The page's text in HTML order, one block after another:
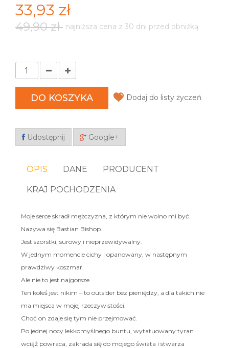
33,93 zł
49,90 zł najniższa cena z 30 dni przed obniżką
DO KOSZYKA Dodaj do listy życzeń
Udostępnij Google+
OPIS DANE PRODUCENT
KRAJ POCHODZENIA
Moje serce skradł mężczyzna, z którym nie wolno mi być.
Nazywa się Bastian Bishop.
Jest szorstki, surowy i nieprzewidywalny.
W jednym momencie cichy i opanowany, w następnym
prawdziwy koszmar.
Ale nie to jest najgorsze.
Ten koleś jest nikim – to outsider bez pieniędzy, a dla takich nie
ma miejsca w mojej rzeczywistości.
Choć on zdaje się tym nie przejmować.
Po jednej nocy lekkomyślnego buntu, wytatuowany tyran
wciąż powraca, zakrada się do mojego świata i stwarza